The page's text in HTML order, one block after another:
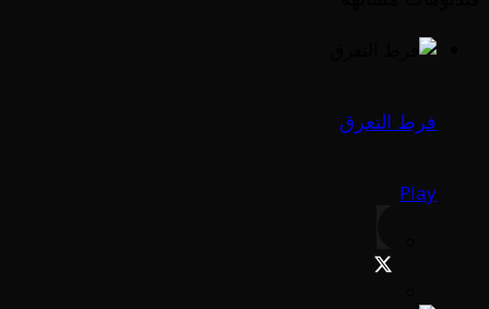
فرط التعرق
Play